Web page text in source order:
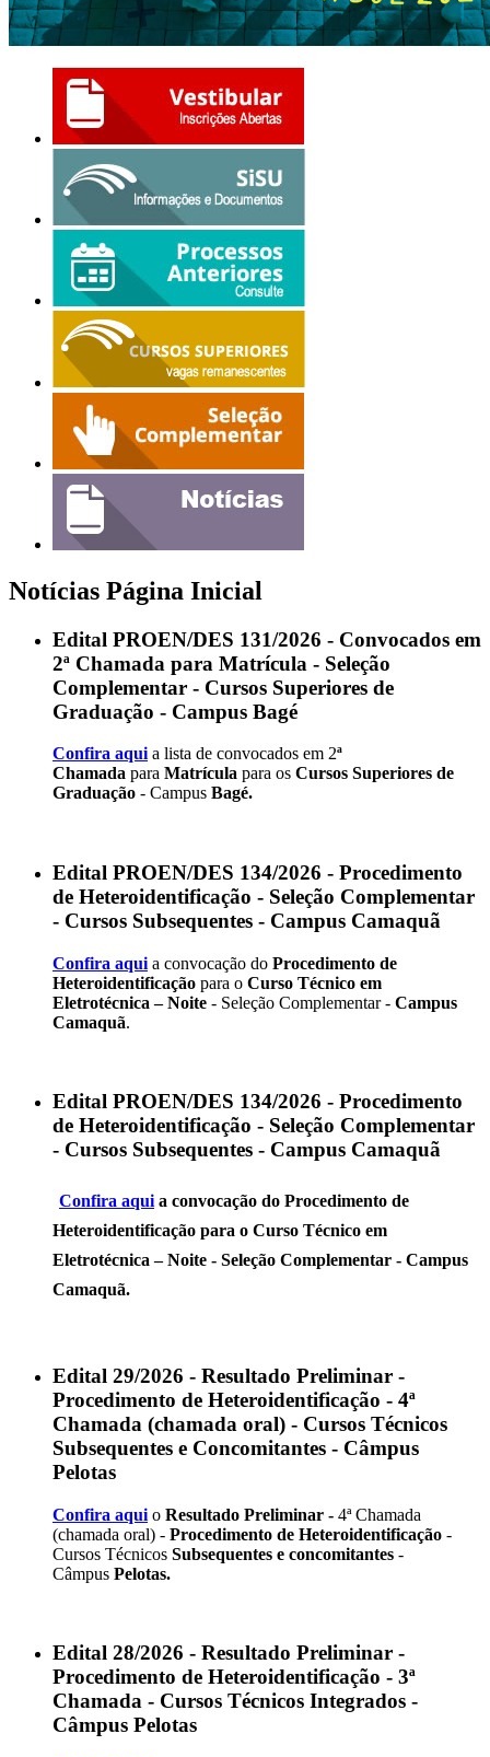
Notícias Página Inicial
Edital PROEN/DES 131/2026 - Convocados em
2ª Chamada para Matrícula - Seleção
Complementar - Cursos Superiores de
Graduação - Campus Bagé
Confira aqui a lista de convocados em 2ª
Chamada para Matrícula para os Cursos Superiores de
Graduação - Campus Bagé.
Edital PROEN/DES 134/2026 - Procedimento
de Heteroidentificação - Seleção Complementar
- Cursos Subsequentes - Campus Camaquã
Confira aqui a convocação do Procedimento de
Heteroidentificação para o Curso Técnico em
Eletrotécnica – Noite - Seleção Complementar - Campus
Camaquã.
Edital PROEN/DES 134/2026 - Procedimento
de Heteroidentificação - Seleção Complementar
- Cursos Subsequentes - Campus Camaquã
Confira aqui a convocação do Procedimento de
Heteroidentificação para o Curso Técnico em
Eletrotécnica – Noite - Seleção Complementar - Campus
Camaquã.
Edital 29/2026 - Resultado Preliminar -
Procedimento de Heteroidentificação - 4ª
Chamada (chamada oral) - Cursos Técnicos
Subsequentes e Concomitantes - Câmpus
Pelotas
Confira aqui o Resultado Preliminar - 4ª Chamada
(chamada oral) - Procedimento de Heteroidentificação -
Cursos Técnicos Subsequentes e concomitantes -
Câmpus Pelotas.
Edital 28/2026 - Resultado Preliminar -
Procedimento de Heteroidentificação - 3ª
Chamada - Cursos Técnicos Integrados -
Câmpus Pelotas